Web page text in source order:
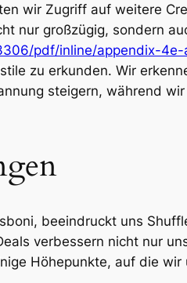
wir Zugriff auf weitere
nur großzügig, sondern
pdf/inline/appendix-
zu erkunden. Wir
steigern, während
beeindruckt uns
verbessern nicht nur
Höhepunkte, auf die wir